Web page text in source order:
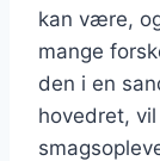
kan være,
mange
den i en
hovedret,